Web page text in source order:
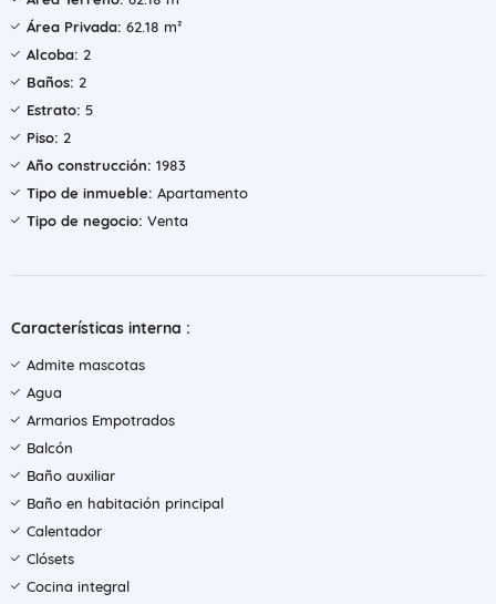
Área Privada: 62.18 m²
Alcoba: 2
Baños: 2
Estrato: 5
Piso: 2
Año construcción: 1983
Tipo de inmueble: Apartamento
Tipo de negocio: Venta
Características interna :
Admite mascotas
Agua
Armarios Empotrados
Balcón
Baño auxiliar
Baño en habitación principal
Calentador
Clósets
Cocina integral